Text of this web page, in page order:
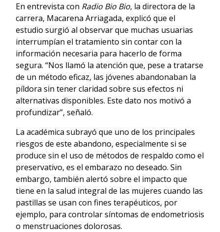
En entrevista con Radio Bio Bio, la directora de la
carrera, Macarena Arriagada, explicó que el
estudio surgió al observar que muchas usuarias
interrumpían el tratamiento sin contar con la
información necesaria para hacerlo de forma
segura. “Nos llamó la atención que, pese a tratarse
de un método eficaz, las jóvenes abandonaban la
píldora sin tener claridad sobre sus efectos ni
alternativas disponibles. Este dato nos motivó a
profundizar”, señaló.
La académica subrayó que uno de los principales
riesgos de este abandono, especialmente si se
produce sin el uso de métodos de respaldo como el
preservativo, es el embarazo no deseado. Sin
embargo, también alertó sobre el impacto que
tiene en la salud integral de las mujeres cuando las
pastillas se usan con fines terapéuticos, por
ejemplo, para controlar síntomas de endometriosis
o menstruaciones dolorosas.